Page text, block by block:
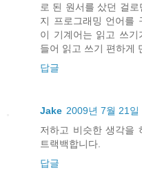
로 된 원서를 샀던 걸
지 프로그래밍 언어를
이 기계어는 읽고 쓰
들어 읽고 쓰기 편하게
답글
Jake 2009년 7월 21일
저하고 비슷한 생각을
트랙백합니다.
답글